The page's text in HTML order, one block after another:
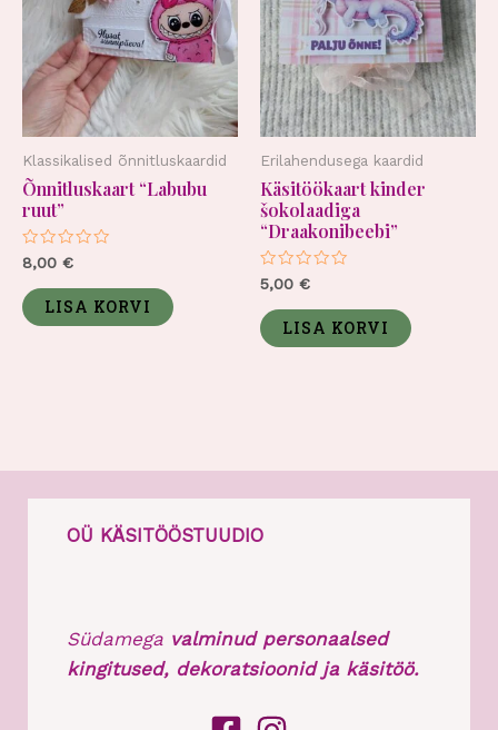
Klassikalised õnnitluskaardid
Õnnitluskaart “Labubu
ruut”
Hinnanguga
0
5
8,00 €
LISA KORVI
Erilahendusega kaardid
Käsitöökaart kinder
šokolaadiga
“Draakonibeebi”
Hinnanguga
0
5
5,00 €
LISA KORVI
OÜ KÄSITÖÖSTUUDIO
Südamega valminud personaalsed
kingitused, dekoratsioonid ja käsitöö.